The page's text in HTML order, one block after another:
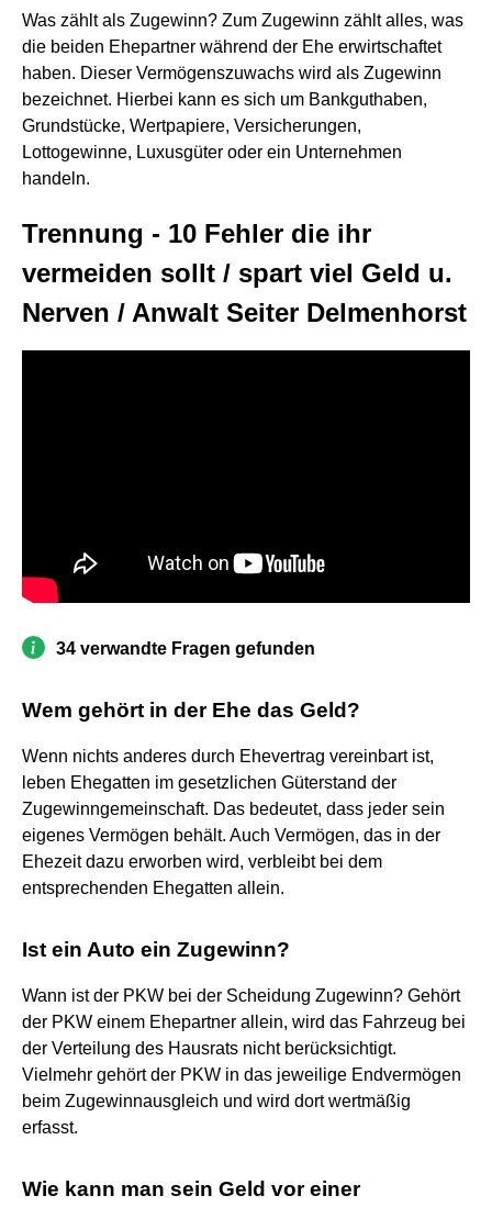
Was zählt als Zugewinn? Zum Zugewinn zählt alles, was
die beiden Ehepartner während der Ehe erwirtschaftet
haben. Dieser Vermögenszuwachs wird als Zugewinn
bezeichnet. Hierbei kann es sich um Bankguthaben,
Grundstücke, Wertpapiere, Versicherungen,
Lottogewinne, Luxusgüter oder ein Unternehmen
handeln.
Trennung - 10 Fehler die ihr
vermeiden sollt / spart viel Geld u.
Nerven / Anwalt Seiter Delmenhorst
34 verwandte Fragen gefunden
Wem gehört in der Ehe das Geld?
Wenn nichts anderes durch Ehevertrag vereinbart ist,
leben Ehegatten im gesetzlichen Güterstand der
Zugewinngemeinschaft. Das bedeutet, dass jeder sein
eigenes Vermögen behält. Auch Vermögen, das in der
Ehezeit dazu erworben wird, verbleibt bei dem
entsprechenden Ehegatten allein.
Ist ein Auto ein Zugewinn?
Wann ist der PKW bei der Scheidung Zugewinn? Gehört
der PKW einem Ehepartner allein, wird das Fahrzeug bei
der Verteilung des Hausrats nicht berücksichtigt.
Vielmehr gehört der PKW in das jeweilige Endvermögen
beim Zugewinnausgleich und wird dort wertmäßig
erfasst.
Wie kann man sein Geld vor einer